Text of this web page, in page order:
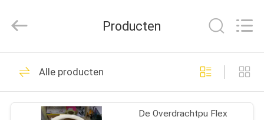
THUIS
PRODUCTEN
Co.,Ltd.
Vinylstickerbroodje
75
Producten
Alle producten
De Overdrachtpu Flex